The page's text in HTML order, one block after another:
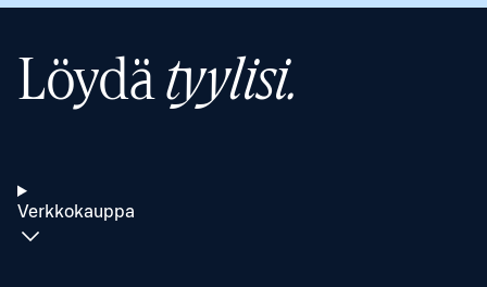
Löydätyylisi.
Verkkokauppa